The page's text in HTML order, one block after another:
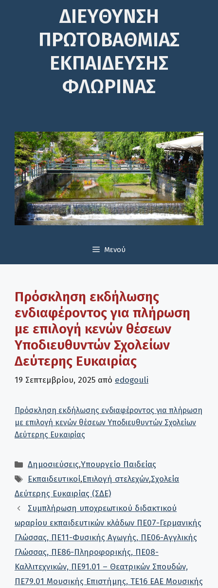
ΔΙΕΎΘΥΝΣΗ
ΠΡΩΤΟΒΆΘΜΙΑΣ
ΕΚΠΑΊΔΕΥΣΗΣ
ΦΛΩΡΙΝΑΣ
Μενού
Πρόσκληση εκδήλωσης
ενδιαφέροντος για πλήρωση
με επιλογή κενών θέσεων
Υποδιευθυντών Σχολείων
Δεύτερης Ευκαιρίας
19 Σεπτεμβρίου, 2025 από edogouli
Πρόσκληση εκδήλωσης ενδιαφέροντος για πλήρωση
με επιλογή κενών θέσεων Υποδιευθυντών Σχολείων
Δεύτερης Ευκαιρίας
Κατηγορίες
Δημοσιεύσεις,Υπουργείο Παιδείας
Ετικέτες
Εκπαιδευτικοί,Επιλογή στελεχών,Σχολεία
Δεύτερης Ευκαιρίας (ΣΔΕ)
Συμπλήρωση υποχρεωτικού διδακτικού
ωραρίου εκπαιδευτικών κλάδων ΠΕ07-Γερμανικής
Γλώσσας, ΠΕ11-Φυσικής Αγωγής, ΠΕ06-Αγγλικής
Γλώσσας, ΠΕ86-Πληροφορικής, ΠΕ08-
Καλλιτεχνικών, ΠΕ91.01 – Θεατρικών Σπουδών,
ΠΕ79.01 Μουσικής Επιστήμης, ΤΕ16 ΕΑΕ Μουσικής